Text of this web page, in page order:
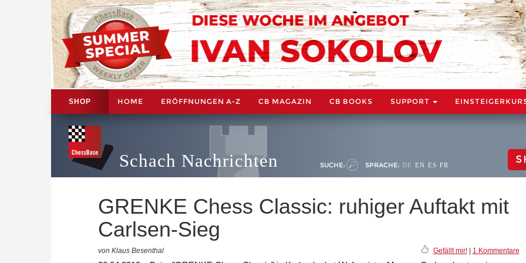
SHOP HOME ERÖFFNUNGEN A-Z CB MAGAZIN CB BOOKS SUPPORT
Schach Nachrichten SUCHE: SPRACHE: DE EN ES FR
GRENKE Chess Classic: ruhiger Auftakt mit
Carlsen-Sieg
von Klaus Besenthal Gefällt mir!| 1 Kommentare